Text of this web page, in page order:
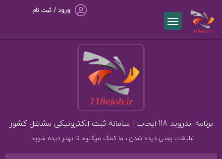
ورود / ثبت نام
برنامه اندروید 118 ایجاب | سامانه ثبت الکترونیکی مشاغل کشور
تبلیغات یعنی دیده شدن ، ما کمک میکنیم تا بهتر دیده شوید .